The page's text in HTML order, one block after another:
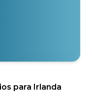
para Irlanda